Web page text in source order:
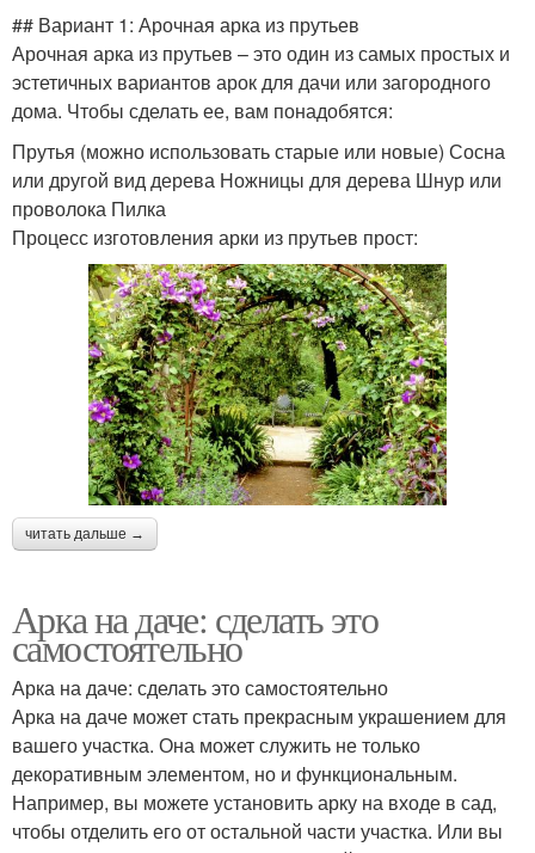
## Вариант 1: Арочная арка из прутьев
Арочная арка из прутьев – это один из самых простых и
эстетичных вариантов арок для дачи или загородного
дома. Чтобы сделать ее, вам понадобятся:
Прутья (можно использовать старые или новые) Сосна
или другой вид дерева Ножницы для дерева Шнур или
проволока Пилка
Процесс изготовления арки из прутьев прост:
читать дальше →
Арка на даче: сделать это
самостоятельно
Арка на даче: сделать это самостоятельно
Арка на даче может стать прекрасным украшением для
вашего участка. Она может служить не только
декоративным элементом, но и функциональным.
Например, вы можете установить арку на входе в сад,
чтобы отделить его от остальной части участка. Или вы